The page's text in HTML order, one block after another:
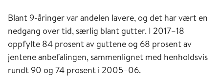
Blant 9-åringer var andelen lavere, og det har vært en
nedgang over tid, særlig blant gutter. I 2017–18
oppfylte 84 prosent av guttene og 68 prosent av
jentene anbefalingen, sammenlignet med henholdsvis
rundt 90 og 74 prosent i 2005–06.